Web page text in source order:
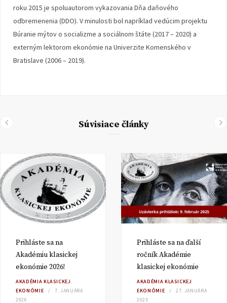
roku 2015 je spoluautorom vykazovania Dňa daňového
odbremenenia (DDO). V minulosti bol napríklad vedúcim projektu
Búranie mýtov o socializme a sociálnom štáte (2017 – 2020) a
externým lektorom ekonómie na Univerzite Komenského v
Bratislave (2006 – 2019).
Súvisiace články
Prihláste sa na
Akadémiu klasickej
ekonómie 2026!
AKADÉMIA KLASICKEJ
EKONÓMIE
7. JANUÁRA
2026
Prihláste sa na ďalší
ročník Akadémie
klasickej ekonómie
AKADÉMIA KLASICKEJ
EKONÓMIE
27. JANUÁRA
2025